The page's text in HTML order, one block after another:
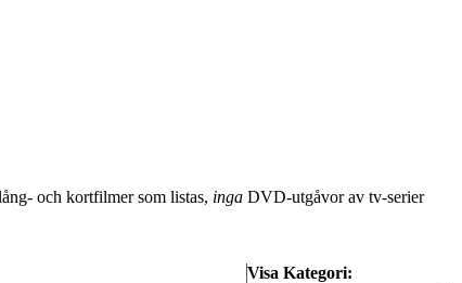
och kortfilmer som listas, inga DVD-utgåvor av tv-serier
Visa Kategori: